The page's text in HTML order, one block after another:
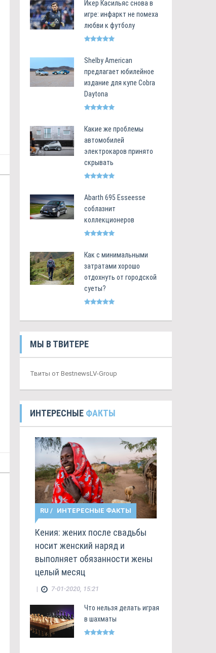
Икер Касильяс снова в
игре: инфаркт не помеха
любви к футболу
Shelby American
предлагает юбилейное
издание для купе Cobra
Daytona
Какие же проблемы
автомобилей
электрокаров принято
скрывать
Abarth 695 Esseesse
соблазнит
коллекционеров
Как с минимальными
затратами хорошо
отдохнуть от городской
суеты?
МЫ В ТВИТЕРЕ
Твиты от BestnewsLV-Group
ИНТЕРЕСНЫЕ ФАКТЫ
RU / ИНТЕРЕСНЫЕ ФАКТЫ
Кения: жених после свадьбы
носит женский наряд и
выполняет обязанности жены
целый месяц
| 7-01-2020, 15:21
Что нельзя делать играя
в шахматы